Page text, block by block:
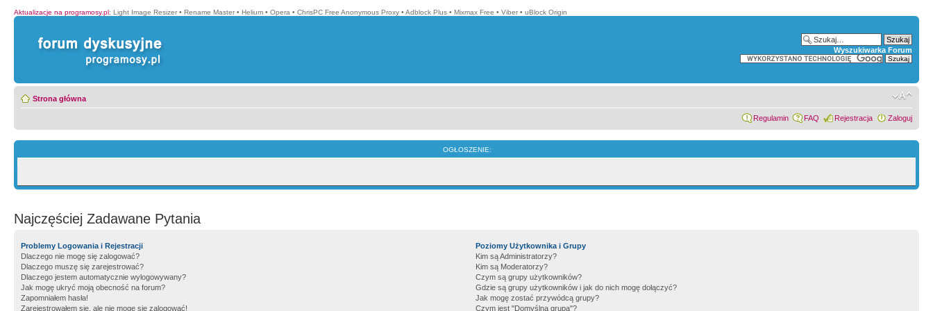
Aktualizacje na programosy.pl: Light Image Resizer • Rename Master • Helium • Opera • ChrisPC Free Anonymous Proxy • Adblock Plus • Mixmax Free • Viber • uBlock Origin
Wyszukiwarka Forum
Strona główna
Regulamin FAQ Rejestracja Zaloguj
OGŁOSZENIE:
Najczęściej Zadawane Pytania
Problemy Logowania i Rejestracji
Dlaczego nie mogę się zalogować?
Dlaczego muszę się zarejestrować?
Dlaczego jestem automatycznie wylogowywany?
Jak mogę ukryć moją obecność na forum?
Zapomniałem hasła!
Zarejestrowałem się, ale nie mogę się zalogować!
Poziomy Użytkownika i Grupy
Kim są Administratorzy?
Kim są Moderatorzy?
Czym są grupy użytkowników?
Gdzie są grupy użytkowników i jak do nich mogę dołączyć?
Jak mogę zostać przywódcą grupy?
Czym jest "Domyślna grupa"?